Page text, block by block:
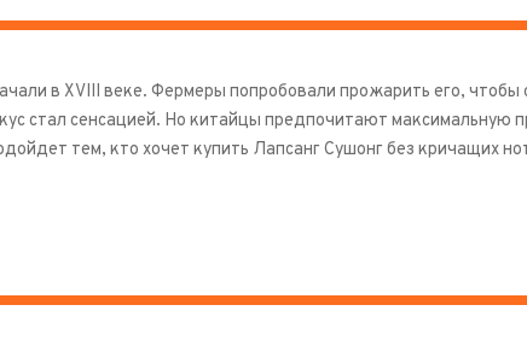
в XVIII веке. Фермеры попробовали прожарить его, чтобы
стал сенсацией. Но китайцы предпочитают максимальную
тем, кто хочет купить Лапсанг Сушонг без кричащих